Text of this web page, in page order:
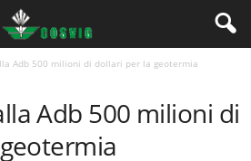
Adb 500 milioni di dollari per la geotermia
Adb 500 milioni di